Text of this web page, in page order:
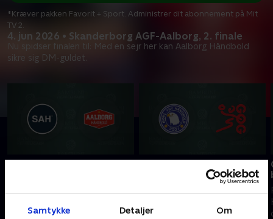
Samtykke Detaljer Om
4. jun 2026 • Skanderborg AGF-Aalborg, 2. finale
Nu spidser finalen til: Med en sejr her kan Aalborg Håndbold
sikre sig DM-guldet.
*Kræver pakken Favorit + Sport. Administrer dit abonnement på Mit
TV 2.
sikre sig DM-guldet.
i første kamp, men nu venter